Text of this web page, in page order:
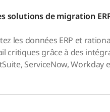
solutions de migration
les données ERP et
critiques grâce à des
ServiceNow, Workday